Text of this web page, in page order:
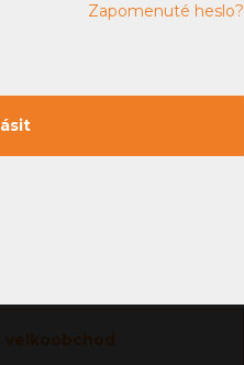
Zapomenuté heslo?